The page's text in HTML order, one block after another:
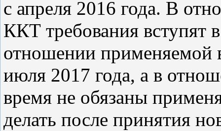
с апреля 2016 года. В
ККТ требования вступят
отношении применяемой
июля 2017 года, а в
время не обязаны
делать после принятия